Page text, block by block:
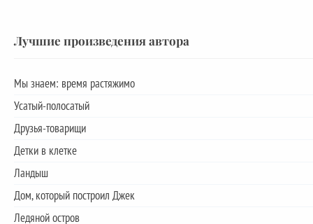
Лучшие произведения автора
Мы знаем: время растяжимо
Усатый-полосатый
Друзья-товарищи
Детки в клетке
Ландыш
Дом, который построил Джек
Ледяной остров